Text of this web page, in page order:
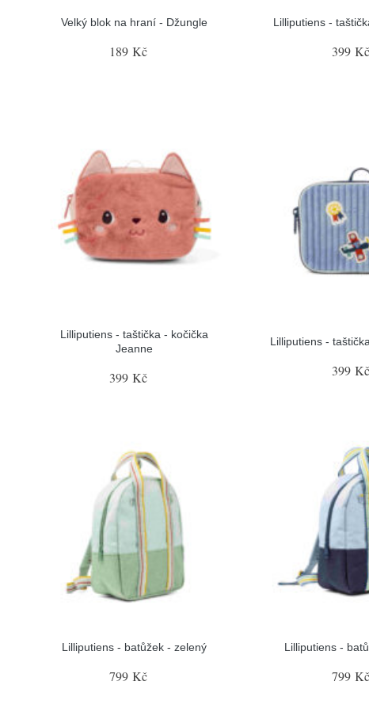
Velký blok na hraní - Džungle
189 Kč
Lilliputiens -
399 Kč
Lilliputiens - taštička - kočička
Jeanne
399 Kč
Lilliputiens -
399 Kč
Lilliputiens - batůžek - zelený
799 Kč
Lilliputiens -
799 Kč